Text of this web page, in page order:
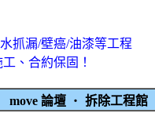
抓漏/壁癌/油漆等工程
、合約保固！
move 論壇 ‧ 拆除工程館